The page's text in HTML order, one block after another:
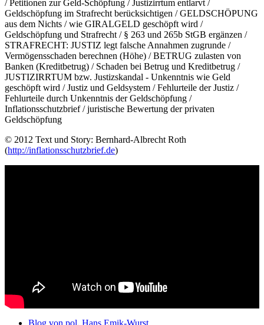
/ Petitionen zur Geld-Schöpfung / Justizirrtum entlarvt /
Geldschöpfung im Strafrecht berücksichtigen / GELDSCHÖPUNG
aus dem Nichts / wie GIRALGELD geschöpft wird /
Geldschöpfung und Strafrecht / § 263 und 265b StGB ergänzen /
STRAFRECHT: JUSTIZ legt falsche Annahmen zugrunde /
Vermögensschaden berechnen (Höhe) / BETRUG zulasten von
Banken (Kreditbetrug) / Schaden bei Betrug und Kreditbetrug /
JUSTIZIRRTUM bzw. Justizskandal - Unkenntnis wie Geld
geschöpft wird / Justiz und Geldsystem / Fehlurteile der Justiz /
Fehlurteile durch Unkenntnis der Geldschöpfung /
Inflationsschutzbrief / juristische Bewertung der privaten
Geldschöpfung
© 2012 Text und Story: Bernhard-Albrecht Roth
(http://inflationsschutzbrief.de)